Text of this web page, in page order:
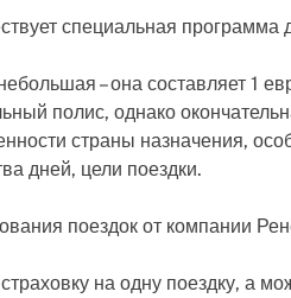
специальная программа
– она составляет 1
полис, однако
страны назначения,
дней, цели поездки.
поездок от компании
на одну поездку, а